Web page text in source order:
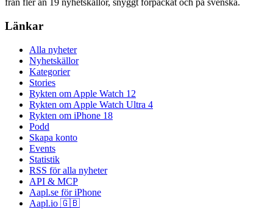
från fler än 19 nyhetskällor, snyggt förpackat och på svenska.
Länkar
Alla nyheter
Nyhetskällor
Kategorier
Stories
Rykten om Apple Watch 12
Rykten om Apple Watch Ultra 4
Rykten om iPhone 18
Podd
Skapa konto
Events
Statistik
RSS för alla nyheter
API & MCP
Aapl.se för iPhone
Aapl.io 🇬🇧